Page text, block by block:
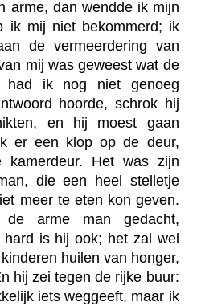
arme, dan wendde ik mijn
ik mij niet bekommerd; ik
de vermeerdering van
mij was geweest wat de
had ik nog niet genoeg
hoorde, schrok hij
en hij moest gaan
er een klop op de deur,
Het was zijn
die een heel stelletje
meer te eten kon geven.
arme man gedacht,
is hij ook; het zal wel
huilen van honger,
hij zei tegen de rijke buur:
iets weggeeft, maar ik